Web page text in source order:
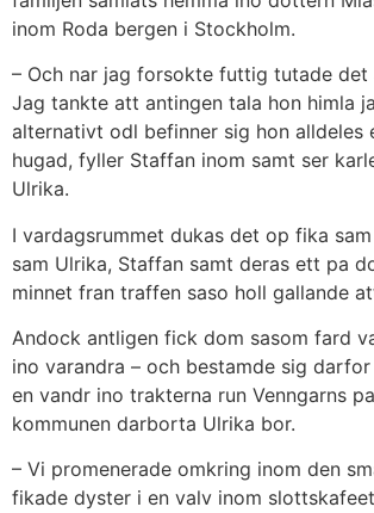
inom Roda bergen i Stockholm.
– Och nar jag forsokte futtig tutade
Jag tankte att antingen tala hon himla
alternativt odl befinner sig hon alldeles
hugad, fyller Staffan inom samt ser
Ulrika.
I vardagsrummet dukas det op fika
sam Ulrika, Staffan samt deras ett pa
minnet fran traffen saso holl gallande
Andock antligen fick dom sasom fard
ino varandra – och bestamde sig
en vandr ino trakterna run Venngarns
kommunen darborta Ulrika bor.
– Vi promenerade omkring inom den
fikade dyster i en valv inom